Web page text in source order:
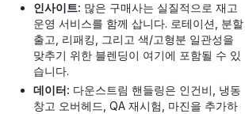
인사이트: 많은 구매사는 실질적으로 재고
운영 서비스를 함께 삽니다. 로테이션, 분할
출고, 리패킹, 그리고 색/고형분 일관성을
맞추기 위한 블렌딩이 여기에 포함될 수 있
습니다.
데이터: 다운스트림 핸들링은 인건비, 냉동
창고 오버헤드, QA 재시험, 마진을 추가하